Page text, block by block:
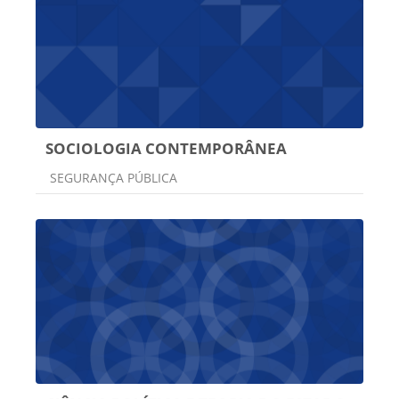
SOCIOLOGIA CONTEMPORÂNEA
Categoria do curso
SEGURANÇA PÚBLICA